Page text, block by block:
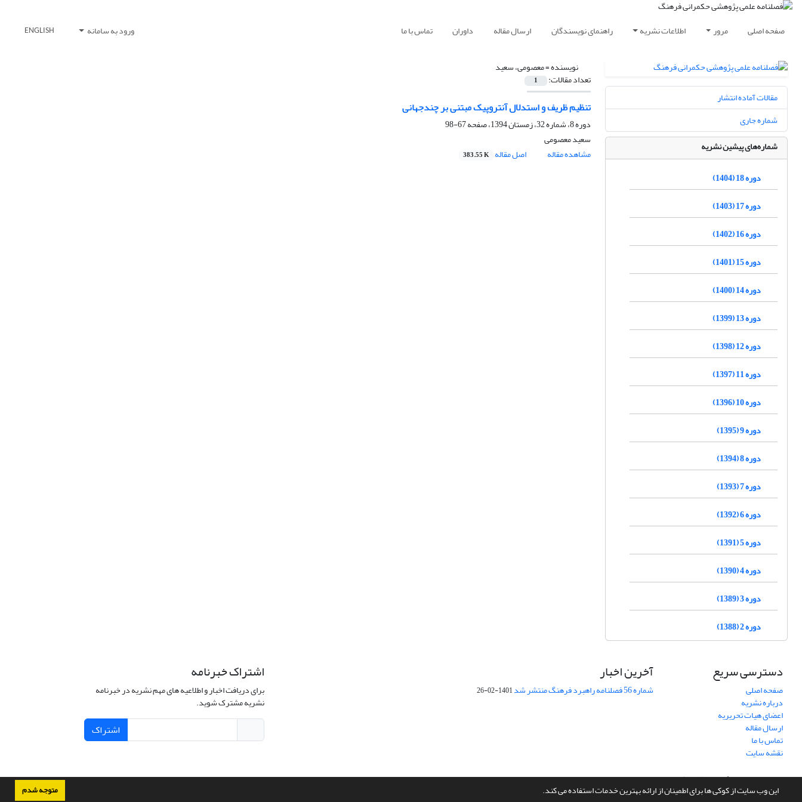
این وب سایت از کوکی ها برای اطمینان از ارائه بهترین خدمات استفاده می کند. متوجه شدم
صفحه اصلی مرور اطلاعات نشریه راهنمای نویسندگان ارسال مقاله داوران تماس با ما ورود به سامانه ENGLISH
نویسنده =معصومی، سعید
تعداد مقالات: 1
تنظیم ظریف و استدلال آنتروپیک مبتنی بر چندجهانی
دوره 8، شماره 32، زمستان 1394، صفحه
67-98
سعید معصومی
مشاهده مقاله
اصل مقاله 383.55 K
مقالات آماده انتشار
شماره جاری
شماره‌های پیشین نشریه
دوره 18 (1404)
دوره 17 (1403)
دوره 16 (1402)
دوره 15 (1401)
دوره 14 (1400)
دوره 13 (1399)
دوره 12 (1398)
دوره 11 (1397)
دوره 10 (1396)
دوره 9 (1395)
دوره 8 (1394)
دوره 7 (1393)
دوره 6 (1392)
دوره 5 (1391)
دوره 4 (1390)
دوره 3 (1389)
دوره 2 (1388)
دسترسی سریع
صفحه اصلی
درباره نشریه
اعضای هیات تحریریه
ارسال مقاله
تماس با ما
نقشه سایت
آخرین اخبار
شماره 56 فصلنامه راهبرد فرهنگ منتشر شد 1401-02-26
اشتراک خبرنامه
برای دریافت اخبار و اطلاعیه های مهم نشریه در خبرنامه
نشریه مشترک شوید.
اشتراک
سامانه مدیریت نشریات علمی.طراحی و پیاده سازی ازسیناوب